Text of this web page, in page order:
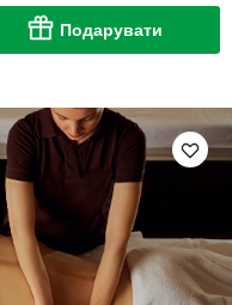
Подарувати